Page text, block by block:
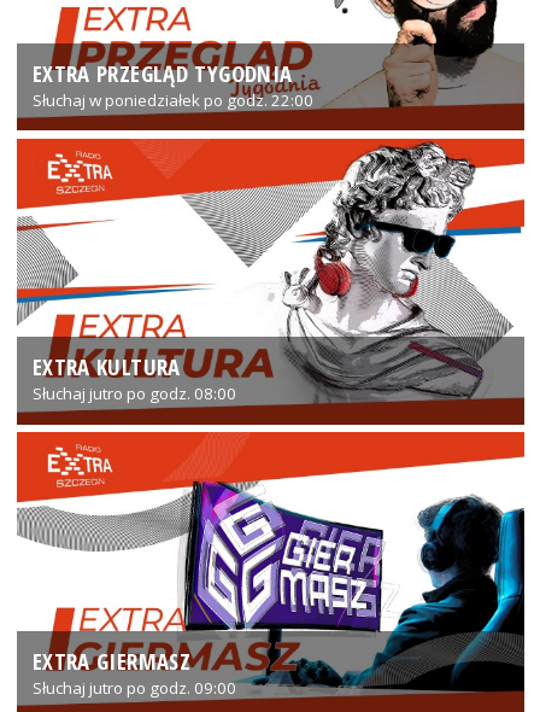
EXTRA PRZEGLĄD TYGODNIA
Słuchaj w poniedziałek po godz. 22:00
EXTRA KULTURA
Słuchaj jutro po godz. 08:00
EXTRA GIERMASZ
Słuchaj jutro po godz. 09:00